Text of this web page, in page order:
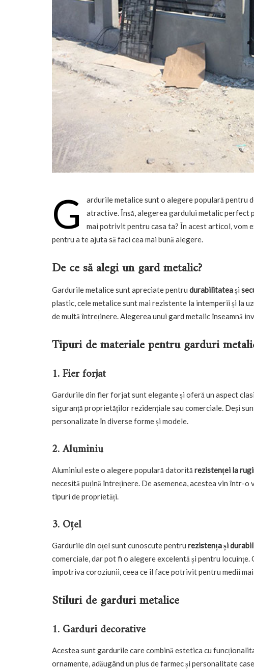
G
ardurile metalice sunt o alegere populară
atractive. Însă, alegerea gardului metalic perfect
mai potrivit pentru casa ta? În acest articol, vom
pentru a te ajuta să faci cea mai bună alegere.
De ce să alegi un gard metalic?
Gardurile metalice sunt apreciate pentru durabilitateași
plastic, cele metalice sunt mai rezistente la intemperii și la
de multă întreținere. Alegerea unui gard metalic înseamnă
Tipuri de materiale pentru garduri
1. Fier forjat
Gardurile din fier forjat sunt elegante și oferă un aspect
siguranță proprietăților rezidențiale sau comerciale. Deși
personalizate în diverse forme și modele.
2. Aluminiu
Aluminiul este o alegere populară datorită rezistenței la
necesită puțină întreținere. De asemenea, acestea vin într-
tipuri de proprietăți.
3. Oțel
Gardurile din oțel sunt cunoscute pentru rezistența și
comerciale, dar pot fi o alegere excelentă și pentru
împotriva coroziunii, ceea ce îl face potrivit pentru medii
Stiluri de garduri metalice
1. Garduri decorative
Acestea sunt gardurile care combină estetica cu
ornamente, adăugând un plus de farmec și personalitate